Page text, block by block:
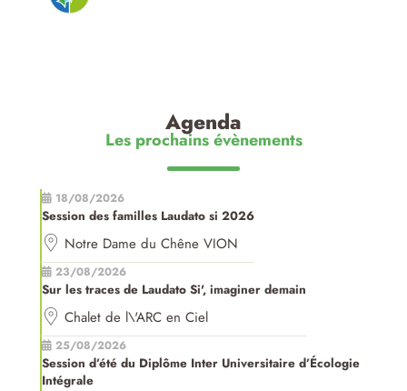
Agenda
Les prochains évènements
18/08/2026
Session des familles Laudato si 2026
Notre Dame du Chêne VION
23/08/2026
Sur les traces de Laudato Si', imaginer demain
Chalet de l\'ARC en Ciel
25/08/2026
Session d’été du Diplôme Inter Universitaire d’Écologie
Intégrale